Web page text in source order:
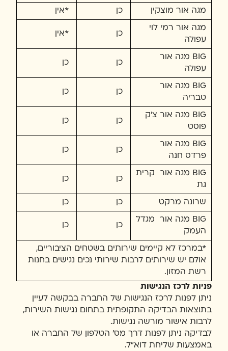
מגה אור מוצקין כן *אין
מגה אור רמי לוי
עפולה
כן *אין
BIG מגה אור
עפולה
כן כן
BIG מגה אור
טבריה
כן כן
BIG מגה אור צ'ק
פוסט
כן כן
BIG מגה אור
פרדס חנה
כן כן
BIG מגה אור קרית
גת
כן כן
שרונה מרקט כן כן
BIG מגה אור מגדל
העמק
כן כן
*במרכז לא קיימים שירותים בשטחים הציבוריים,
אולם יש שירותים לרבות שירותי נכים נגישים בחנות
רשת המזון.
פניות לרכז הנגישות
ניתן לפנות לרכז הנגישות של החברה בבקשה לעיין
בתוצאות הבדיקה התקופתית בתחום נגישות השירות,
לרבות אישור מורשה נגישות.
לבדיקה ניתן לפנות דרך מס' הטלפון של החברה או
באמצעות שליחת דוא"ל.